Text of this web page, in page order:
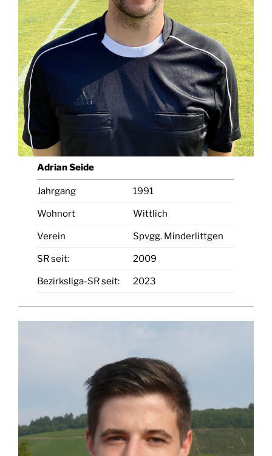
Adrian Seide
Jahrgang 1991
Wohnort Wittlich
Verein Spvgg. Minderlittgen
SR seit: 2009
Bezirksliga-SR seit: 2023